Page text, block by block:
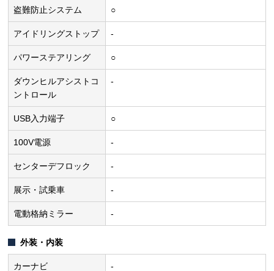
盗難防止システム ○
アイドリングストップ -
パワーステアリング ○
ダウンヒルアシストコ
ントロール
-
USB入力端子 ○
100V電源 -
センターデフロック -
展示・試乗車 -
電動格納ミラー -
外装・内装
カーナビ -